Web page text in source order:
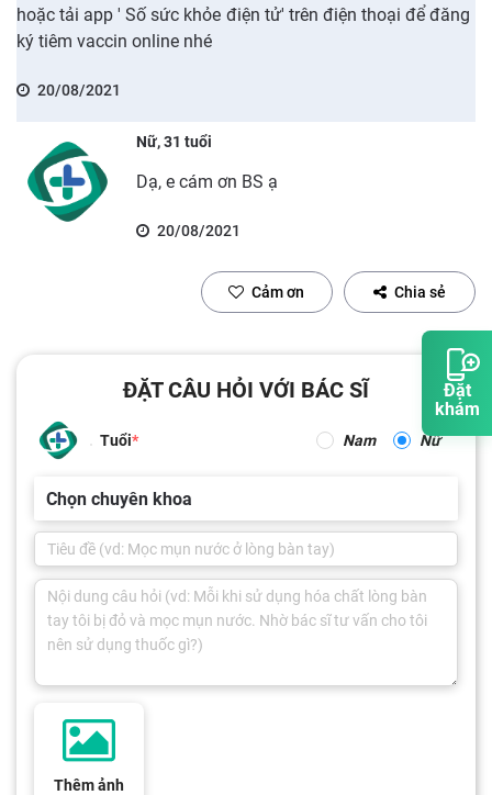
Đặt
khám
hoặc tải app ' Số sức khỏe điện tử' trên điện thoại để đăng
ký tiêm vaccin online nhé
20/08/2021
Nữ, 31 tuổi
Dạ, e cám ơn BS ạ
20/08/2021
Cảm ơn Chia sẻ
ĐẶT CÂU HỎI VỚI BÁC SĨ
Tuổi Nam Nữ
Chọn chuyên khoa
Thêm ảnh